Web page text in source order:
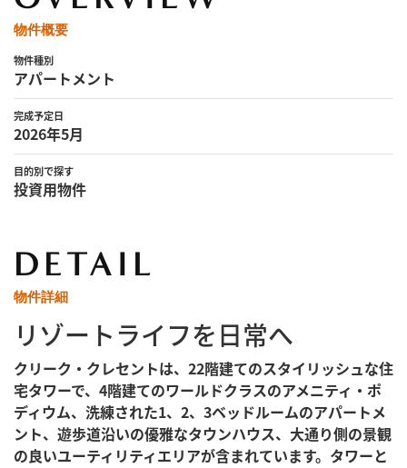
物件概要
物件種別
アパートメント
完成予定日
2026年5月
目的別で探す
投資用物件
DETAIL
物件詳細
リゾートライフを日常へ
クリーク・クレセントは、22階建てのスタイリッシュな住
宅タワーで、4階建てのワールドクラスのアメニティ・ポ
ディウム、洗練された1、2、3ベッドルームのアパートメ
ント、遊歩道沿いの優雅なタウンハウス、大通り側の景観
の良いユーティリティエリアが含まれています。タワーと